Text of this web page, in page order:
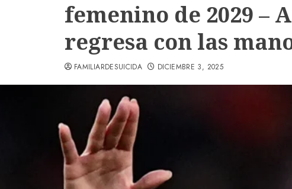
femenino de 2029 –
regresa con las
FAMILIARDESUICIDA DICIEMBRE 3, 2025